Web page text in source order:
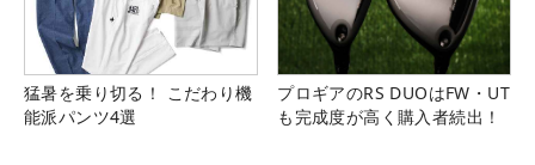
猛暑を乗り切る！ こだわり機
能派パンツ4選
プロギアのRS DUOはFW・UT
も完成度が高く購入者続出！